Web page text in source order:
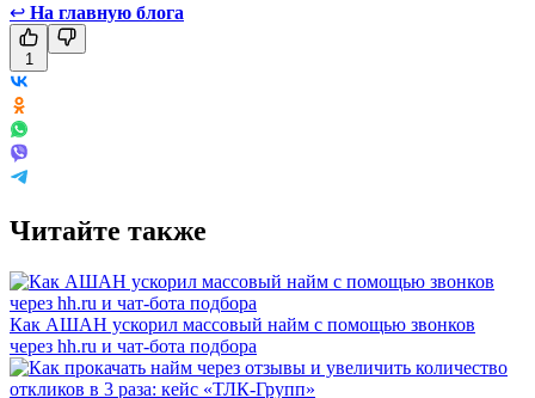
↩ На главную блога
1
Читайте также
Как АШАН ускорил массовый найм с помощью звонков
через hh.ru и чат-бота подбора